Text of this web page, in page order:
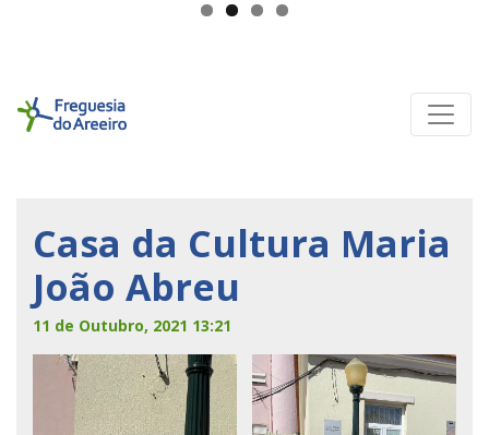
Casa da Cultura Maria
João Abreu
11 de Outubro, 2021 13:21